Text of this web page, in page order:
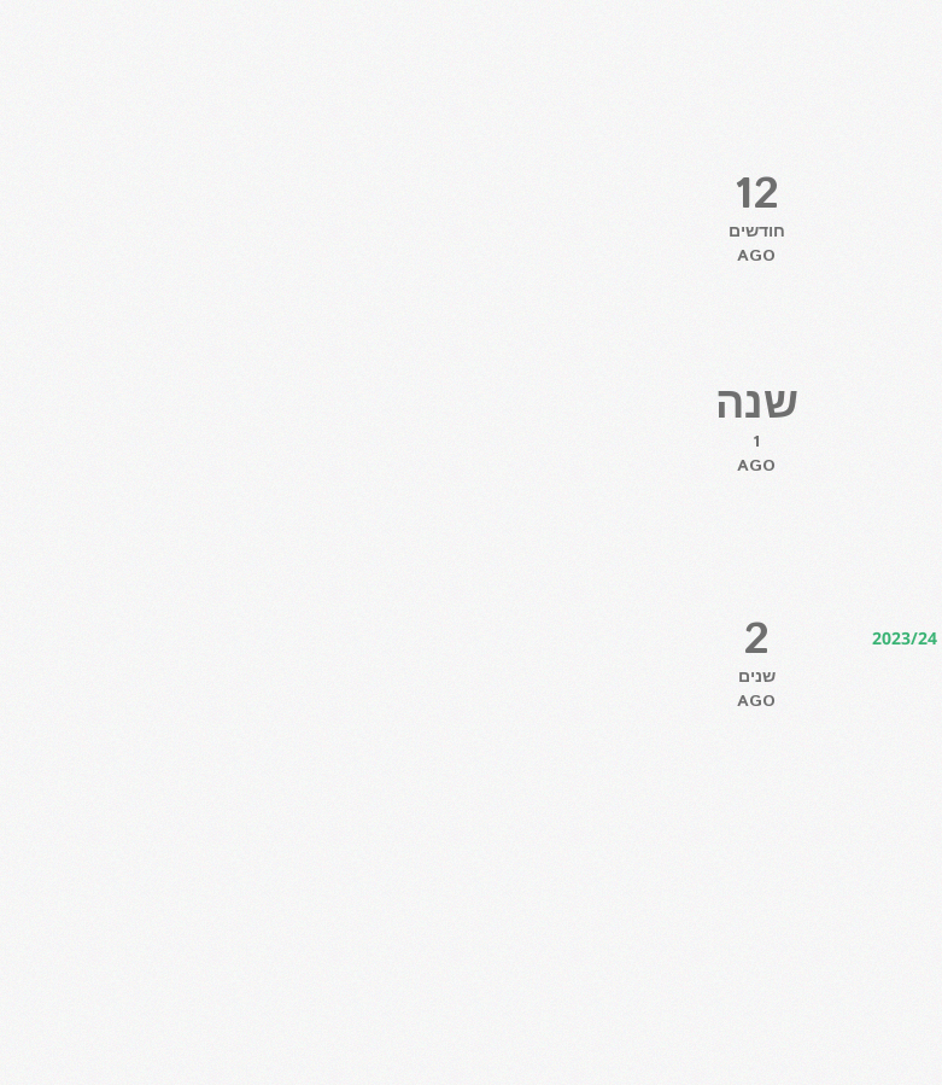
12
חודשים
AGO
שנה
1
AGO
2
שנים
AGO